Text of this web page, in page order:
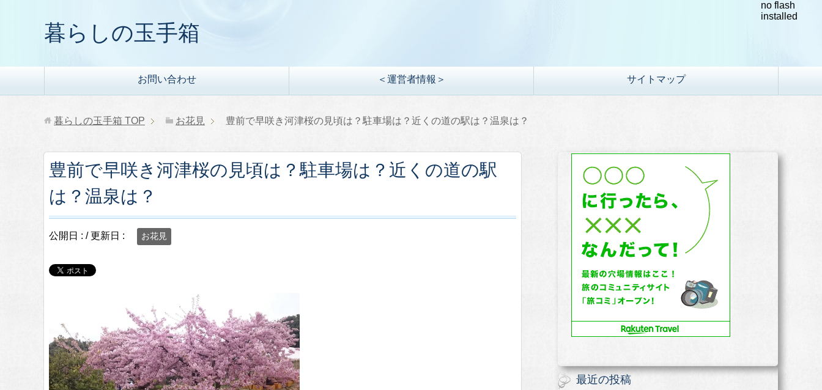
暮らしの玉手箱
お問い合わせ ＜運営者情報＞ サイトマップ
暮らしの玉手箱 TOP お花見 豊前で早咲き河津桜の見頃は？駐車場は？近くの道の駅は？温泉は？
豊前で早咲き河津桜の見頃は？駐車場は？近くの道の駅
は？温泉は？
公開日 : / 更新日 : お花見
最近の投稿
no flash
installed